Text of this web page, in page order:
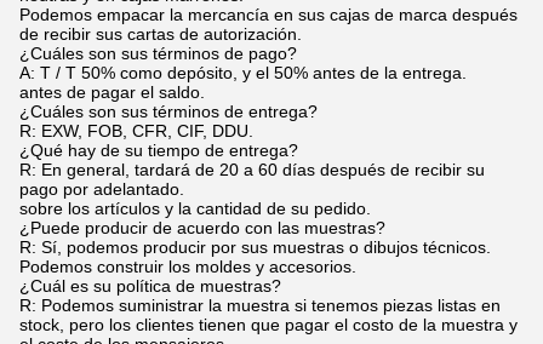
Podemos empacar la mercancía en sus cajas de marca después
de recibir sus cartas de autorización.
¿Cuáles son sus términos de pago?
A: T / T 50% como depósito, y el 50% antes de la entrega.
antes de pagar el saldo.
¿Cuáles son sus términos de entrega?
R: EXW, FOB, CFR, CIF, DDU.
¿Qué hay de su tiempo de entrega?
R: En general, tardará de 20 a 60 días después de recibir su
pago por adelantado.
sobre los artículos y la cantidad de su pedido.
¿Puede producir de acuerdo con las muestras?
R: Sí, podemos producir por sus muestras o dibujos técnicos.
Podemos construir los moldes y accesorios.
¿Cuál es su política de muestras?
R: Podemos suministrar la muestra si tenemos piezas listas en
stock, pero los clientes tienen que pagar el costo de la muestra y